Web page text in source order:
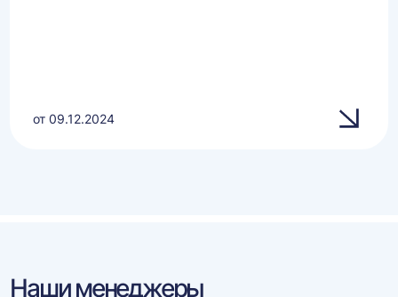
от 09.12.2024
Наши менеджеры